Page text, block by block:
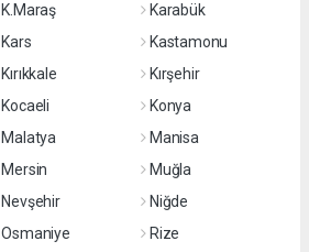
K.Maraş
Karabük
Kars
Kastamonu
Kırıkkale
Kırşehir
Kocaeli
Konya
Malatya
Manisa
Mersin
Muğla
Nevşehir
Niğde
Osmaniye Rize